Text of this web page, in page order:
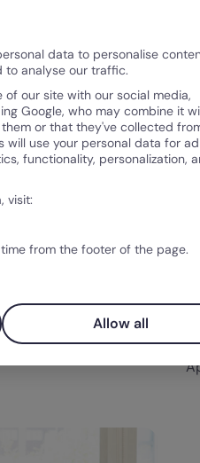
data to personalise
to analyse our traffic.
our site with our social media,
Google, who may combine it
or that they've collected
will use your personal data for ad
functionality, personalization,
visit:
from the footer of the page.
Allow all